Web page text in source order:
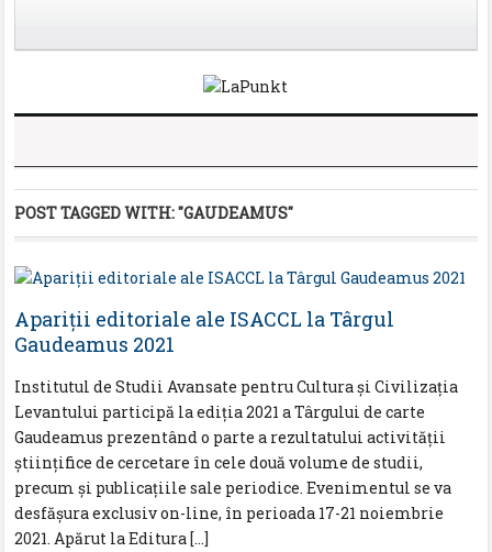
POST TAGGED WITH:"GAUDEAMUS"
Apariții editoriale ale ISACCL la Târgul
Gaudeamus 2021
Institutul de Studii Avansate pentru Cultura și Civilizația
Levantului participă la ediția 2021 a Târgului de carte
Gaudeamus prezentând o parte a rezultatului activității
științifice de cercetare în cele două volume de studii,
precum și publicațiile sale periodice. Evenimentul se va
desfășura exclusiv on-line, în perioada 17-21 noiembrie
2021. Apărut la Editura […]